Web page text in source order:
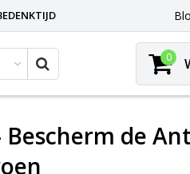
0
Bescherm de